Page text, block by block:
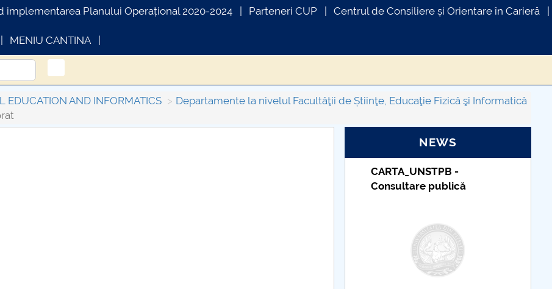
Planului Operațional 2020-2024 Parteneri CUP Centrul de Consiliere și Orientare în Carieră
MENIU CANTINA
EDUCATION AND INFORMATICS
Departamente la nivelul Facultăţii de Știinţe, Educaţie Fizică şi Informatică
NEWS
Taxe de școlarizare
indexate – Centrul